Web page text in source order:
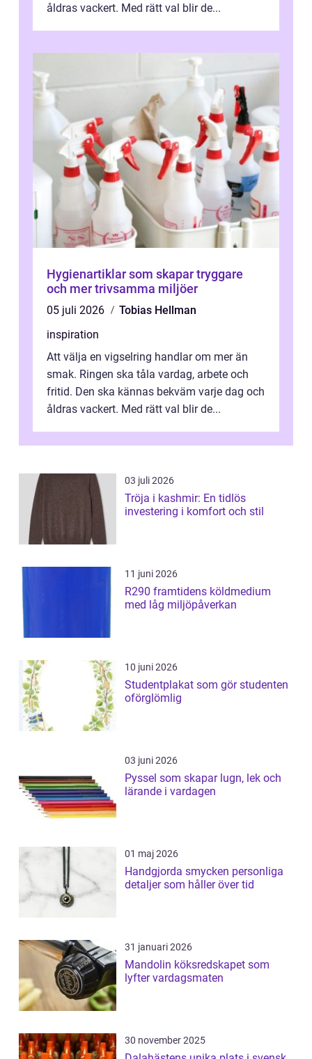
åldras vackert. Med rätt val blir de...
Hygienartiklar som skapar tryggare
och mer trivsamma miljöer
05 juli 2026
Tobias Hellman
inspiration
Att välja en vigselring handlar om mer än
smak. Ringen ska tåla vardag, arbete och
fritid. Den ska kännas bekväm varje dag och
åldras vackert. Med rätt val blir de...
03 juli 2026
Tröja i kashmir: En tidlös
investering i komfort och stil
11 juni 2026
R290 framtidens köldmedium
med låg miljöpåverkan
10 juni 2026
Studentplakat som gör studenten
oförglömlig
03 juni 2026
Pyssel som skapar lugn, lek och
lärande i vardagen
01 maj 2026
Handgjorda smycken personliga
detaljer som håller över tid
31 januari 2026
Mandolin köksredskapet som
lyfter vardagsmaten
30 november 2025